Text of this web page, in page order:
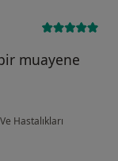
muayene
Hastalıkları